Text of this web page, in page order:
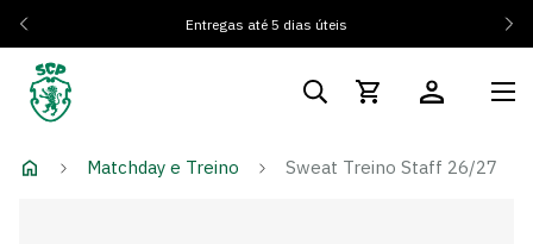
Entregas até 5 dias úteis
Matchday e Treino Sweat Treino Staff 26/27